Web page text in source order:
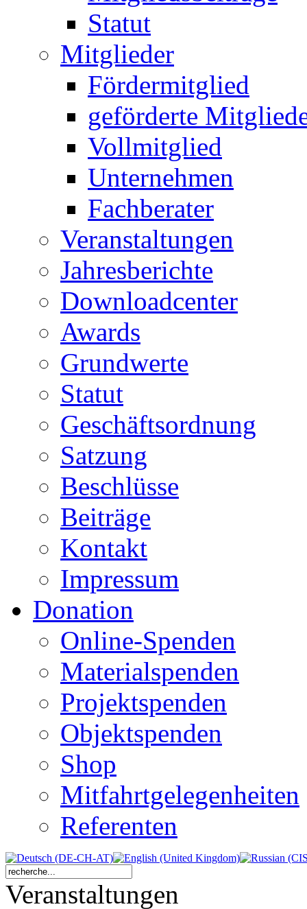
Statut
Mitglieder
Fördermitglied
geförderte
Vollmitglied
Unternehmen
Fachberater
Veranstaltungen
Jahresberichte
Downloadcenter
Awards
Grundwerte
Statut
Geschäftsordnung
Satzung
Beschlüsse
Beiträge
Kontakt
Impressum
Donation
Online-Spenden
Materialspenden
Projektspenden
Objektspenden
Shop
Mitfahrtgelegenheiten
Referenten
Veranstaltungen